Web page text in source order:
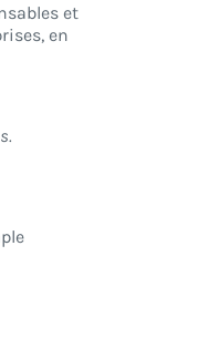
et
en